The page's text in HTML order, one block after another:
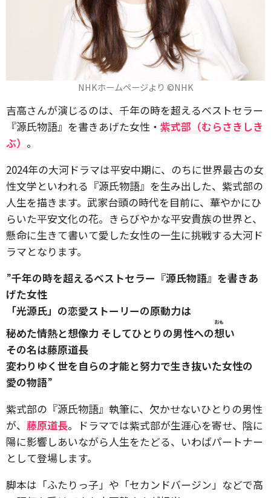
NHKホームページより ©NHK
吉高さんが演じるのは、千年の時を超えるベストセラー
『源氏物語』を書きあげた女性・ 紫式部（むらさきしき
ぶ） 。
2024年の大河ドラマは平安中期に、のちに世界最古の女
性文学といわれる『源氏物語』を生み出した、紫式部の
人生を描きます。武家台頭の時代を目前に、華やかにひ
らいた平安文化の花。きらびやかな平安貴族の世界と、
懸命に生きて書いて愛した女性の一生に挑戦する大河ド
ラマとなります。
”千年の時を超えるベストセラー『源氏物語』を書きあ
げた女性
「光源氏」の恋愛ストーリーの原動力は
秘めた情熱と想像力 そしてひとりの男性への想
おも
い
その名は藤原道長
変わりゆく世を自らの才能と努力で生き抜いた女性の
愛の物語”
紫式部の『源氏物語』執筆に、欠かせないひとりの男性
が、 藤原道長。ドラマでは紫式部が生涯心を寄せ、陰に
陽に影響しあいながら人生をたどる、いわばパートナー
として登場します。
脚本は「ふたりっ子」や「セカンドバージン」などで高